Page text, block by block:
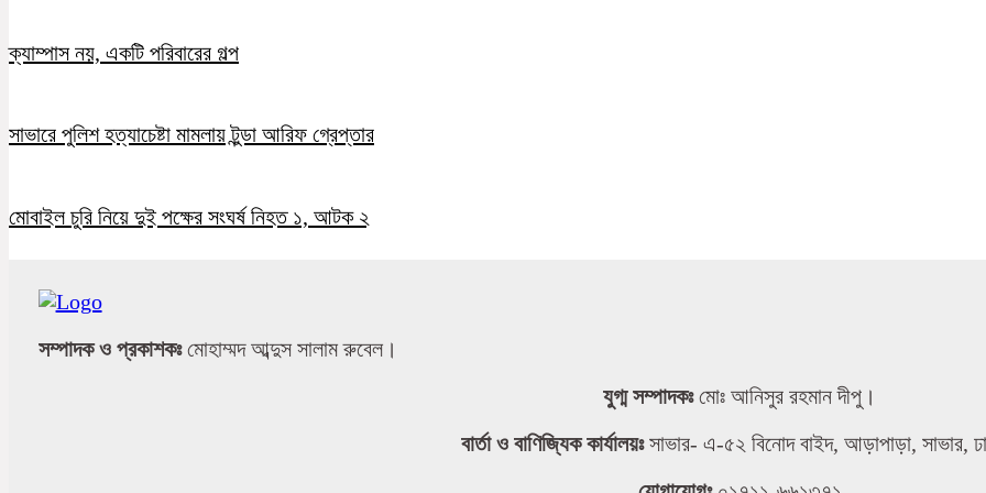
ক্যাম্পাস নয়, একটি পরিবারের গল্প
সাভারে পুলিশ হত্যাচেষ্টা মামলায় টুন্ডা আরিফ গ্রেপ্তার
মোবাইল চুরি নিয়ে দুই পক্ষের সংঘর্ষ নিহত ১, আটক ২
সম্পাদক ও প্রকাশকঃমোহাম্মদ আব্দুস সালাম রুবেল।
যুগ্ম সম্পাদকঃমোঃ আনিসুর রহমান দীপু।
বার্তা ও বাণিজ্যিক কার্যালয়ঃসাভার- এ-৫২ বিনোদ বাইদ, আড়াপাড়া, সাভার,